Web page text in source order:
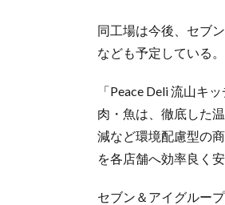
同工場は今後、セブ
なども予定している。
「Peace Deli 流山キ
肉・魚は、徹底した
減など環境配慮型の
を各店舗へ効率良く
セブン＆アイグルー